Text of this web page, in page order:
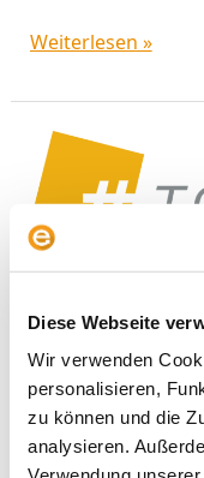
Diese Webseite
Wir verwenden
personalisieren,
zu können und die
analysieren.
Weiterlesen »
Eine
Panik
Fonds & Analyse/
Flossbach und
Die
beliebtesten
Mischfonds:
Eine
Zwischenbilanz
Corona-